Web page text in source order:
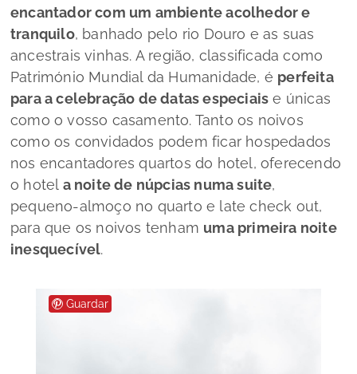
encantador com um ambiente acolhedor e
tranquilo, banhado pelo rio Douro e as suas
ancestrais vinhas. A região, classificada como
Património Mundial da Humanidade, é perfeita
para a celebração de datas especiais e únicas
como o vosso casamento. Tanto os noivos
como os convidados podem ficar hospedados
nos encantadores quartos do hotel, oferecendo
o hotel a noite de núpcias numa suite,
pequeno-almoço no quarto e late check out,
para que os noivos tenham uma primeira noite
inesquecível.
Guardar